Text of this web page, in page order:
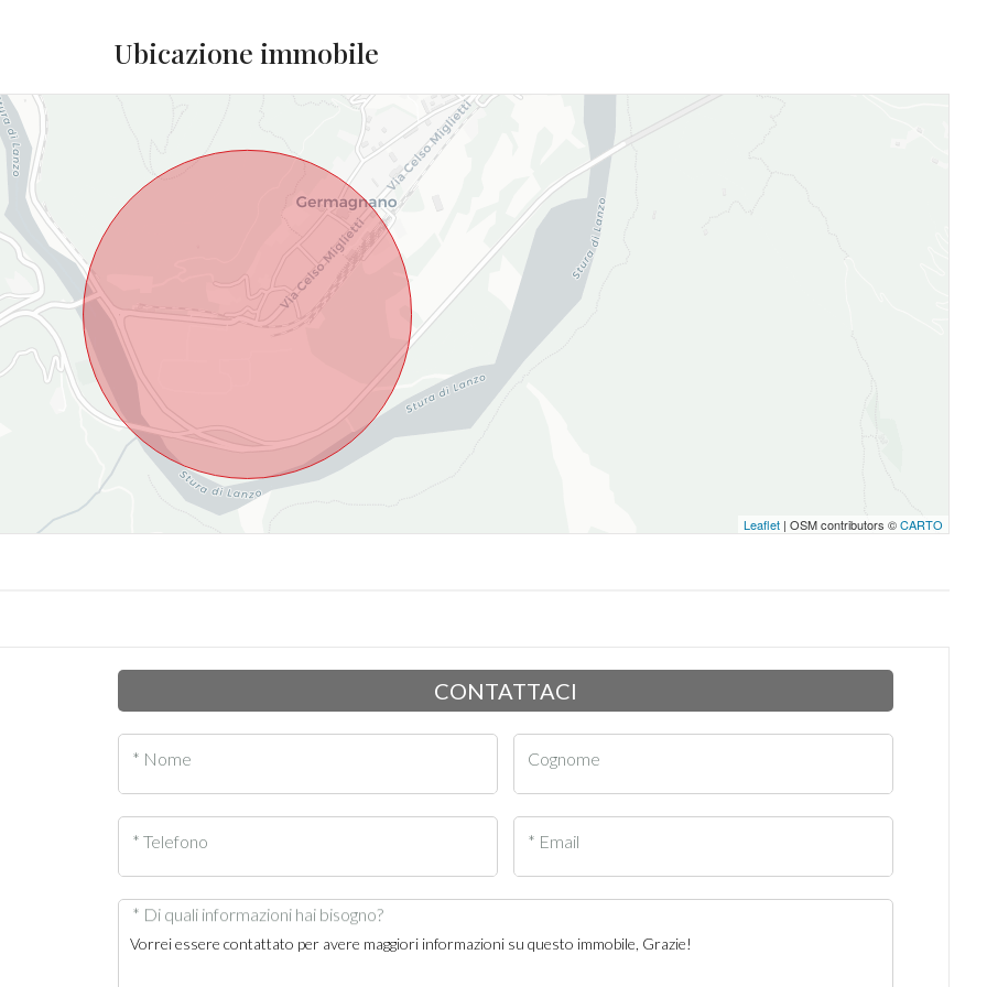
Ubicazione immobile
Leaflet | OSM contributors ©CARTO
CONTATTACI
* Nome Cognome
* Telefono * Email
* Di quali informazioni hai bisogno?